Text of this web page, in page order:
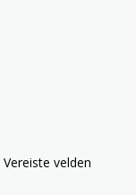
Vereiste velden